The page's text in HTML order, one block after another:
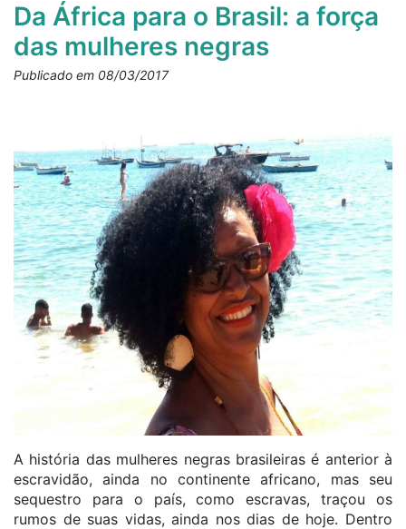
Da África para o Brasil: a força
das mulheres negras
Publicado em 08/03/2017
A história das mulheres negras brasileiras é anterior à
escravidão, ainda no continente africano, mas seu
sequestro para o país, como escravas, traçou os
rumos de suas vidas, ainda nos dias de hoje. Dentro